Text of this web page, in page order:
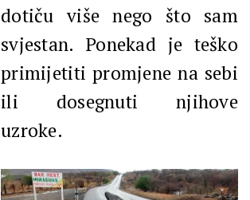
dotiču više nego što sam
svjestan. Ponekad je teško
primijetiti promjene na sebi
ili dosegnuti njihove
uzroke.